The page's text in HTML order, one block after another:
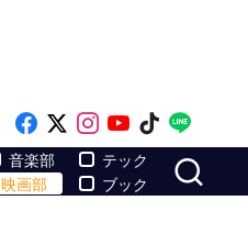
Like on Facebook
Follow on x
Follow on
Follow on
Follow
音楽部
映画部
テック
ブック